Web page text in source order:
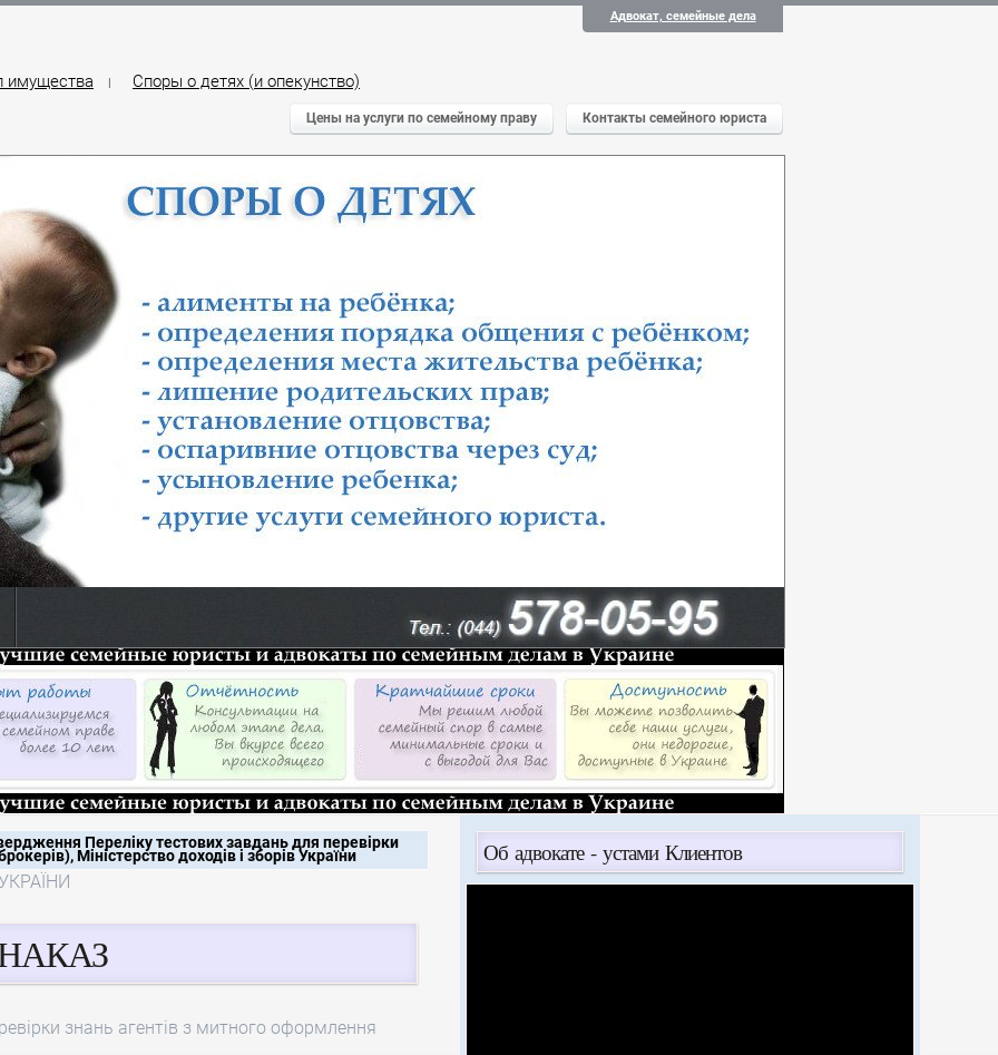
Адвокат, семейные дела
имущества | Споры о детях (и опекунство)
Цены на услуги по семейному праву Контакты семейного юриста
Переліку тестових завдань для перевірки
Міністерство доходів і зборів України
знань агентів з митного оформлення
Об адвокате - устами Клиентов